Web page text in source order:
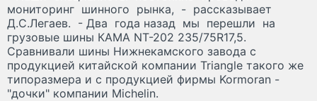
мониторинг шинного рынка, - рассказывает
Д.С.Легаев. - Два года назад мы перешли на
грузовые шины КАМА NT-202 235/75R17,5.
Сравнивали шины Нижнекамского завода с
продукцией китайской компании Triangle такого же
типоразмера и с продукцией фирмы Kormoran -
"дочки" компании Michelin.